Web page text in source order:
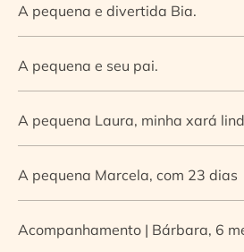
A pequena e divertida Bia.
A pequena e seu pai.
A pequena Laura, minha xará
A pequena Marcela, com 23 dias
Acompanhamento | Bárbara, 6